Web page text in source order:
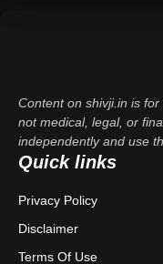
Content on shivji.in is
not medical, legal, or
independently and use
Quick links
Privacy Policy
Disclaimer
Terms Of Use